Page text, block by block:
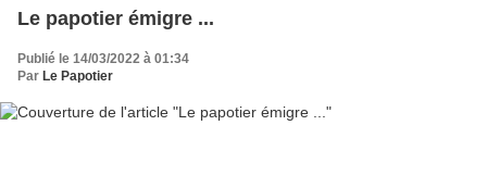
Le papotier émigre ...
Publié le 14/03/2022 à 01:34
Par Le Papotier